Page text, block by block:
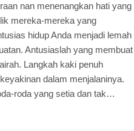
nan menenangkan hati yang
mereka-mereka yang
hidup Anda menjadi lemah
Antusiaslah yang membuat
Langkah kaki penuh
dalam menjalaninya.
roda yang setia dan tak…